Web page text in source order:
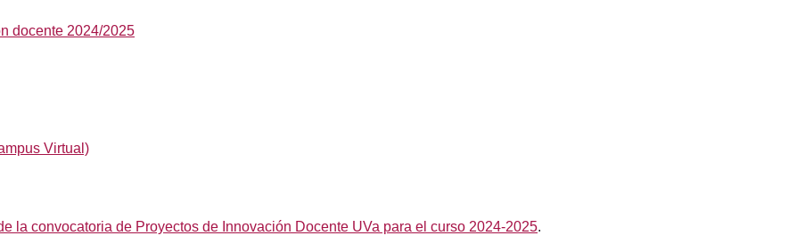
docente 2024/2025
Virtual)
la convocatoria de Proyectos de Innovación Docente UVa para el curso 2024-2025.